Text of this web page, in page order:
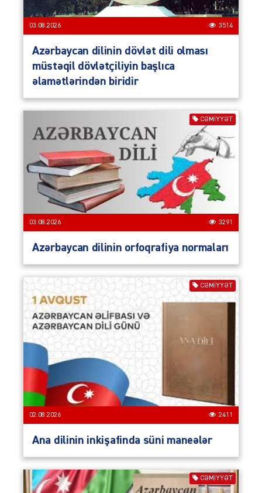
03.08.2026 3514
Azərbaycan dilinin dövlət dili olması
müstəqil dövlətçiliyin başlıca
əlamətlərindən biridir
CƏMIYYƏT
03.08.2026 3291
Azərbaycan dilinin orfoqrafiya normaları
CƏMIYYƏT
02.08.2026 2411
Ana dilinin inkişafinda süni maneələr
CƏMIYYƏT